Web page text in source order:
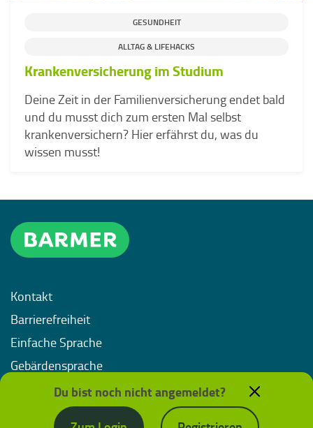
GESUNDHEIT
ALLTAG & LIFEHACKS
Krankenversicherung im Studium
Deine Zeit in der Familienversicherung endet bald
und du musst dich zum ersten Mal selbst
krankenversichern? Hier erfährst du, was du
wissen musst!
Kontakt
Barrierefreiheit
Einfache Sprache
Gebärdensprache
Impressum
Datenschutz
Du bist noch nicht angemeldet?